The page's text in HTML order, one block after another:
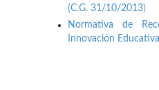
(C.G. 31/10/2013)
Normativa de
Innovación